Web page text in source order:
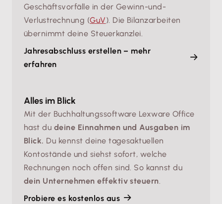
Geschäftsvorfälle in der Gewinn-und-
Verlustrechnung (GuV). Die Bilanzarbeiten
übernimmt deine Steuerkanzlei.
Jahresabschluss erstellen – mehr
erfahren
Alles im Blick
Mit der Buchhaltungssoftware Lexware Office
hast du deine Einnahmen und Ausgaben im
Blick. Du kennst deine tagesaktuellen
Kontostände und siehst sofort, welche
Rechnungen noch offen sind. So kannst du
dein Unternehmen effektiv steuern
Probiere es kostenlos aus